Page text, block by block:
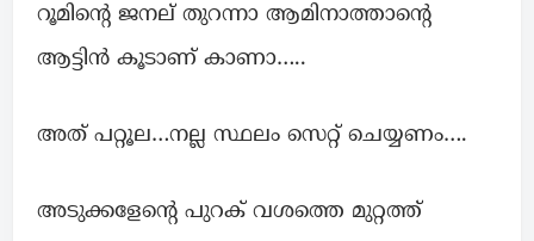
റൂമിൻ്റെ ജനല് തുറന്നാ ആമിനാത്താൻ്റെ
ആട്ടിൻ കൂടാണ് കാണാ…..
അത് പറ്റൂല…നല്ല സ്ഥലം സെറ്റ് ചെയ്യണം….
അടുക്കളേൻ്റെ പുറക് വശത്തെ മുറ്റത്ത്